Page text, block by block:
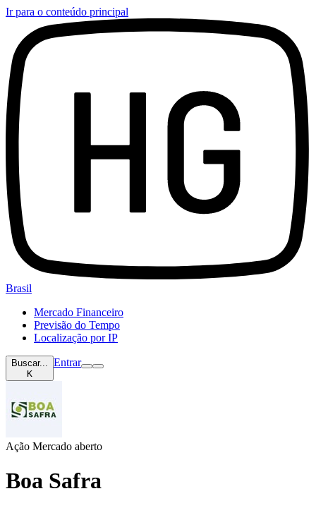
Ir para o conteúdo principal
Brasil
Mercado Financeiro
Previsão do Tempo
Localização por IP
Buscar...
K
Entrar
Ação Mercado aberto
Boa Safra